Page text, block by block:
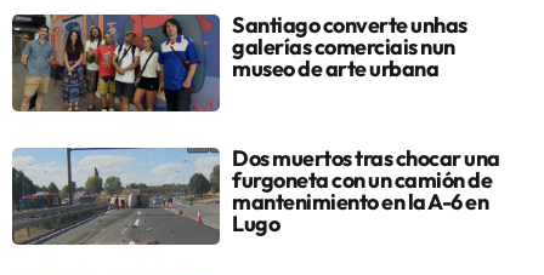
Santiago converte unhas
galerías comerciais nun
museo de arte urbana
Dos muertos tras chocar una
furgoneta con un camión de
mantenimiento en la A-6 en
Lugo